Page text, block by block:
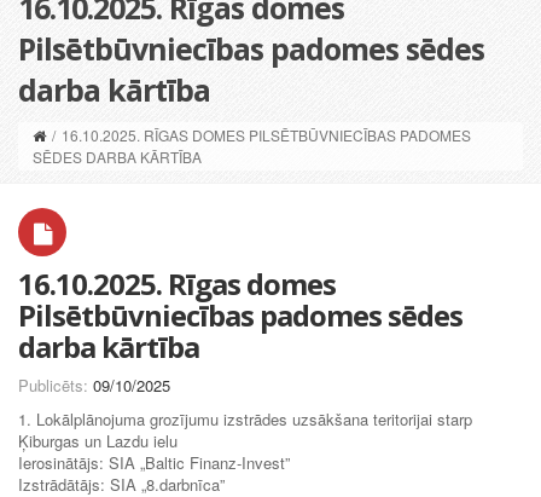
Pilsētbūvniecības padomes sēdes
darba kārtība
/ 16.10.2025. RĪGAS DOMES PILSĒTBŪVNIECĪBAS PADOMES
SĒDES DARBA KĀRTĪBA
16.10.2025. Rīgas domes
Pilsētbūvniecības padomes sēdes
darba kārtība
Publicēts: 09/10/2025
1. Lokālplānojuma grozījumu izstrādes uzsākšana teritorijai starp
Ķiburgas un Lazdu ielu
Ierosinātājs: SIA „Baltic Finanz-Invest”
Izstrādātājs: SIA „8.darbnīca”